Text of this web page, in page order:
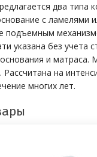
два типа
с ламелями
подъемным
указана без учета
и матраса.
на
многих лет.